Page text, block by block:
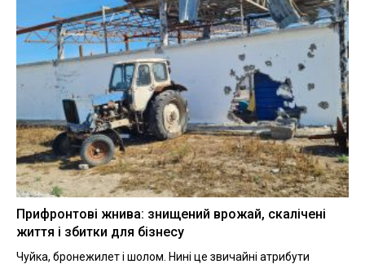
Прифронтові жнива: знищений врожай, скалічені
життя і збитки для бізнесу
Чуйка, бронежилет і шолом. Нині це звичайні атрибути